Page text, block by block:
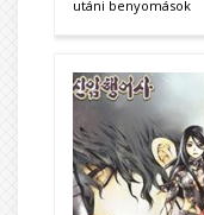
utáni benyomások